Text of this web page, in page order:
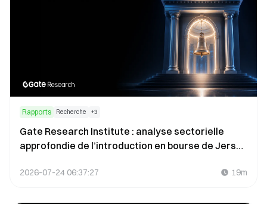
Rapports Recherche +3
Gate Research Institute : analyse sectorielle
approfondie de l’introduction en bourse de Jersey
la structure du capital et de la valorisation
2026-07-24 06:37:27 19m